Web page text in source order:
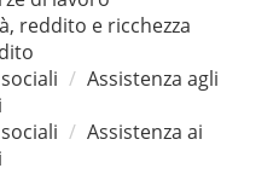
reddito e ricchezza
Assistenza agli
Assistenza ai